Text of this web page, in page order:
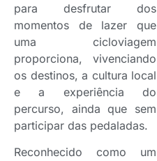
para desfrutar dos
momentos de lazer que
uma cicloviagem
proporciona, vivenciando
os destinos, a cultura local
e a experiência do
percurso, ainda que sem
participar das pedaladas.
Reconhecido como um